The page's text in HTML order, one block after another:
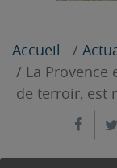
Accueil
La Provence
de terroir, est